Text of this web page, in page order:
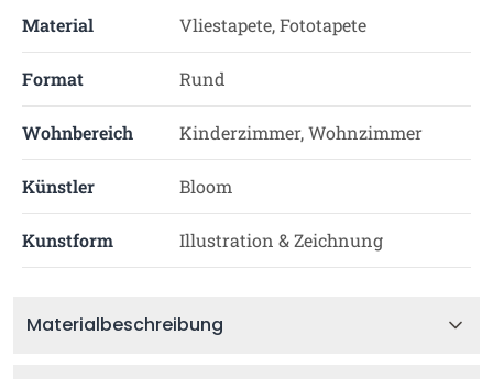
Material Vliestapete, Fototapete
Format Rund
Wohnbereich Kinderzimmer, Wohnzimmer
Künstler Bloom
Kunstform Illustration & Zeichnung
Materialbeschreibung